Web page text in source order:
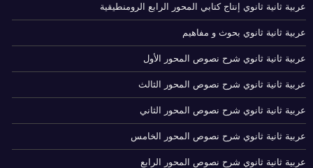
عربية ثانية ثانوي إنتاج كتابي المحور الرابع الرومنطيقية
عربية ثانية ثانوي بحوث و مفاهيم
عربية ثانية ثانوي شرح نصوص المحور الأول
عربية ثانية ثانوي شرح نصوص المحور الثالث
عربية ثانية ثانوي شرح نصوص المحور الثاني
عربية ثانية ثانوي شرح نصوص المحور الخامس
عربية ثانية ثانوي شرح نصوص المحور الرابع